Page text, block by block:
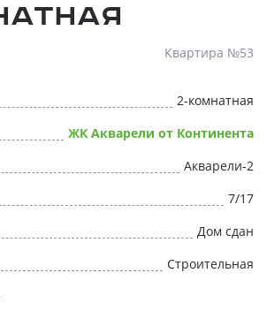
Квартира №53
2-комнатная
ЖК Акварели от Континента
Акварели-2
7/17
Дом сдан
Строительная
* Скидки предоставляются в